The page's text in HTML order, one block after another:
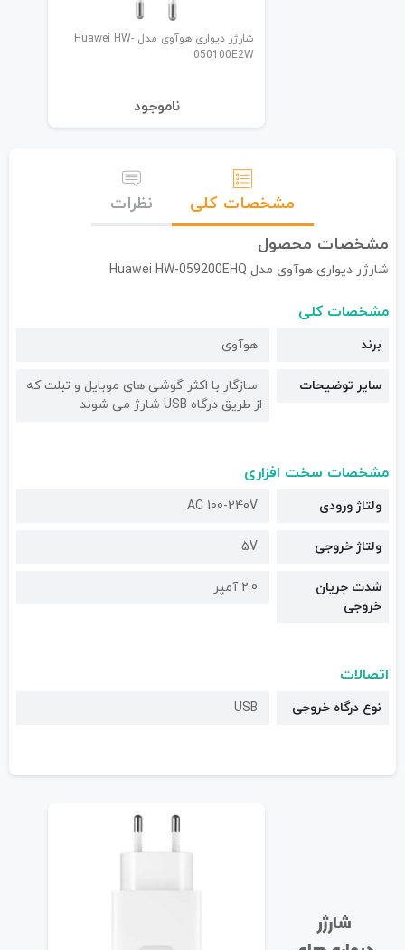
شارژر دیواری هوآوی مدل Huawei HW-
050100E2W
نا‌موجود
مشخصات کلی
نظرات
مشخصات محصول
شارژر دیواری هوآوی مدل Huawei HW-059200EHQ
مشخصات کلی
برند هوآوی
سایر توضیحات
سازگار با اکثر گوشی های موبایل و تبلت که
از طریق درگاه USB شارژ می شوند
مشخصات سخت افزاری
ولتاژ ورودی AC 100-240V
ولتاژ خروجی 5V
شدت جریان
خروجی
2.0 آمپر
اتصالات
نوع درگاه خروجی USB
شارژر